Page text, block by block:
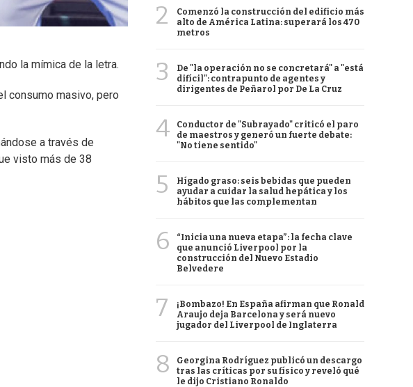
la mímica de la letra.
consumo masivo, pero
a través de
visto más de 38
2
Comenzó la construcción del edificio más
alto de América Latina: superará los 470
metros
3
De "la operación no se concretará" a "está
difícil": contrapunto de agentes y
dirigentes de Peñarol por De La Cruz
4
Conductor de "Subrayado" criticó el paro
de maestros y generó un fuerte debate:
"No tiene sentido"
5
Hígado graso: seis bebidas que pueden
ayudar a cuidar la salud hepática y los
hábitos que las complementan
6
“Inicia una nueva etapa”: la fecha clave
que anunció Liverpool por la
construcción del Nuevo Estadio
Belvedere
7
¡Bombazo! En España afirman que Ronald
Araujo deja Barcelona y será nuevo
jugador del Liverpool de Inglaterra
8
Georgina Rodríguez publicó un descargo
tras las críticas por su físico y reveló qué
le dijo Cristiano Ronaldo